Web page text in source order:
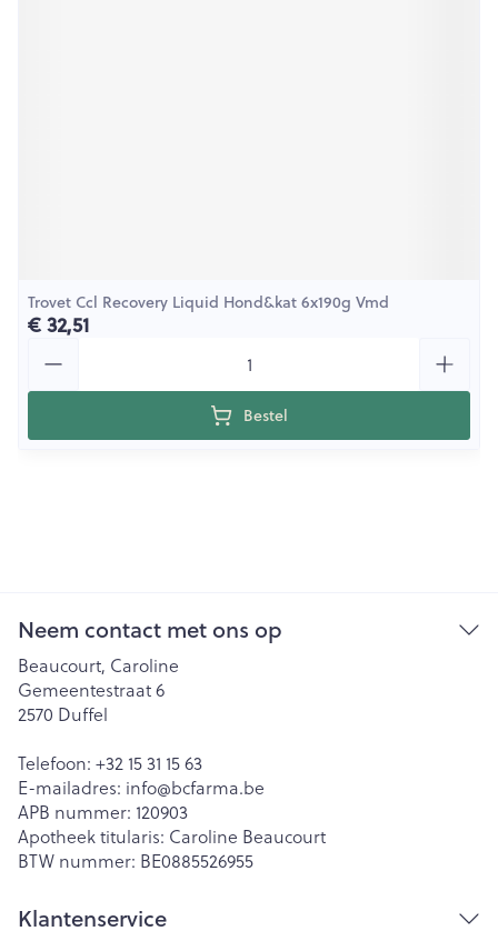
Trovet Ccl Recovery Liquid Hond&kat 6x190g Vmd
€ 32,51
Bestel
Neem contact met ons op
Beaucourt, Caroline
Gemeentestraat 6
2570 Duffel
Telefoon: +32 15 31 15 63
E-mailadres: info@bcfarma.be
APB nummer: 120903
Apotheek titularis: Caroline Beaucourt
BTW nummer: BE0885526955
Klantenservice